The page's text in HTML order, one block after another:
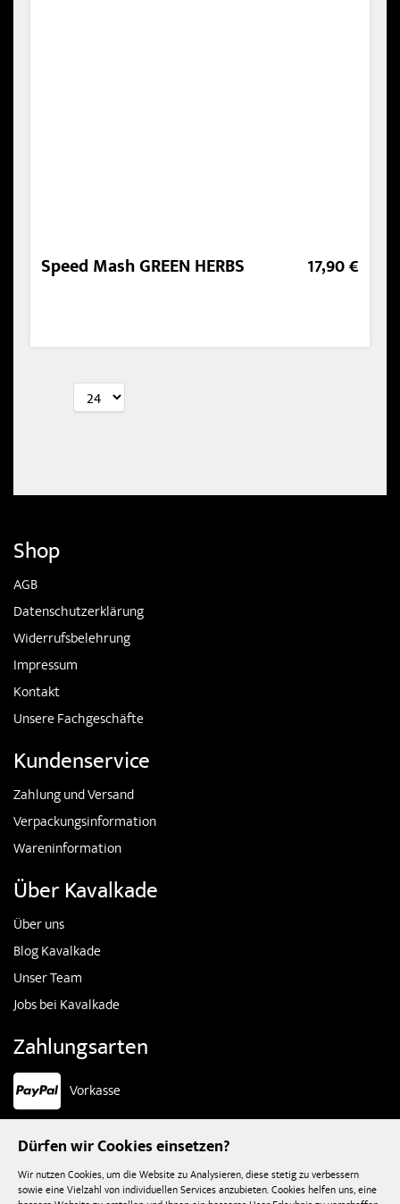
Speed Mash GREEN HERBS 17,90 €
Shop
AGB
Datenschutzerklärung
Widerrufsbelehrung
Impressum
Kontakt
Unsere Fachgeschäfte
Kundenservice
Zahlung und Versand
Verpackungsinformation
Wareninformation
Über Kavalkade
Über uns
Blog Kavalkade
Unser Team
Jobs bei Kavalkade
Zahlungsarten
Vorkasse
Widerruf starten
Nur für Endkunden!
Dürfen wir Cookies einsetzen?
Wir nutzen Cookies, um die Website zu Analysieren, diese stetig zu verbessern
sowie eine Vielzahl von individuellen Services anzubieten. Cookies helfen uns, eine